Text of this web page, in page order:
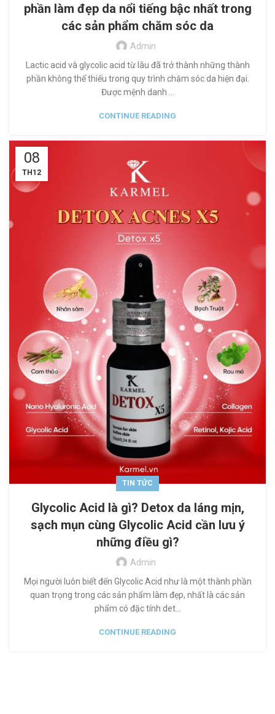
phần làm đẹp da nổi tiếng bậc nhất trong
các sản phẩm chăm sóc da
Admin
Lactic acid và glycolic acid từ lâu đã trở thành những thành
phần không thể thiếu trong quy trình chăm sóc da hiện đại.
Được mệnh danh ...
CONTINUE READING
08
TH12
TIN TỨC
Glycolic Acid là gì? Detox da láng mịn,
sạch mụn cùng Glycolic Acid cần lưu ý
những điều gì?
Admin
Mọi người luôn biết đến Glycolic Acid như là một thành phần
quan trọng trong các sản phẩm làm đẹp, nhất là các sản
phẩm có đặc tính det...
CONTINUE READING